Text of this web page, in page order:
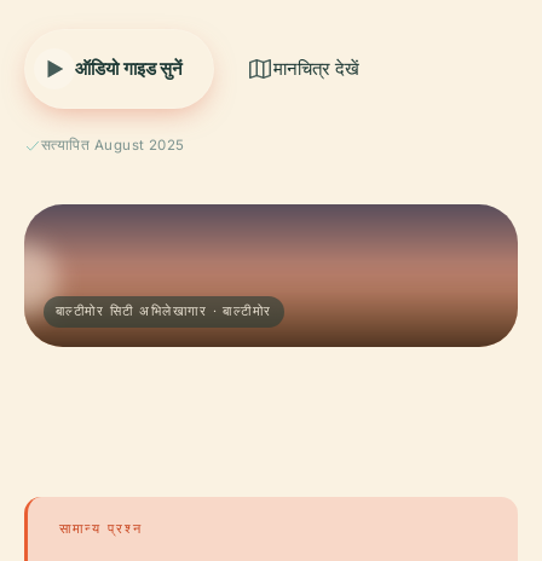
ऑडियो गाइड सुनें मानचित्र देखें
सत्यापित August 2025
बाल्टीमोर सिटी अभिलेखागार · बाल्टीमोर
सामान्य प्रश्न